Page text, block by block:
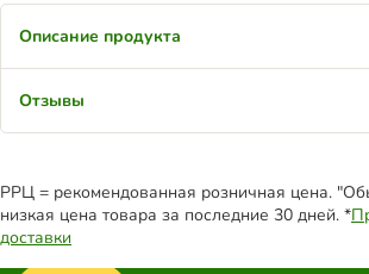
Описание продукта
Отзывы
РРЦ = рекомендованная розничная цена.
низкая цена товара за последние 30 дней. *
доставки